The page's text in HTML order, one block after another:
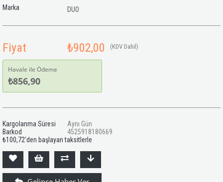
Marka DUO
Fiyat ₺902,00 (KDV Dahil)
Havale ile Ödeme
₺856,90
Kargolanma Süresi
Aynı Gün
Barkod
4525918180669
₺100,72'den başlayan taksitlerle